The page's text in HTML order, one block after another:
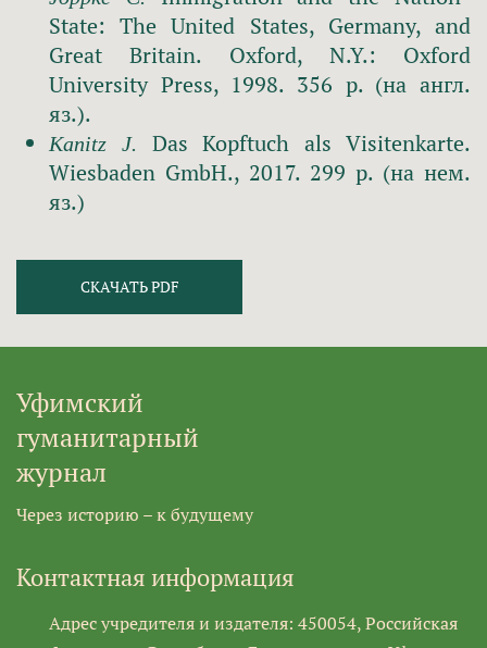
State: The United States, Germany, and
Great Britain. Oxford, N.Y.: Oxford
University Press, 1998. 356 p. (на англ.
яз.).
Kanitz J.
Das Kopftuch als Visitenkarte.
Wiesbaden GmbH., 2017. 299 p. (на нем.
яз.)
СКАЧАТЬ PDF
Уфимский
гуманитарный
журнал
Через историю – к будущему
Контактная информация
Адрес учредителя и издателя: 450054, Российская